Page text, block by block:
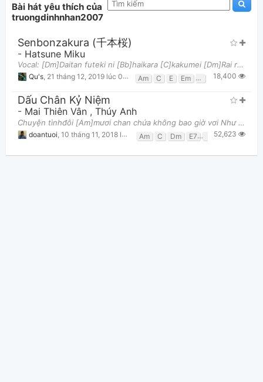
Bài hát yêu thích
Bài hát đã đăng
Bài hát yêu thích của
truongdinhnhan2007
Senbonzakura (千本桜)
- Hatsune Miku
Vocal: [Dm]Daitan futeki ni [Bb]haikara [C]kakumei [Dm]Rai rai rakuraku [Bb]hansen [C]kokka [Dm]
Qu's 21 tháng 12, 2019 lúc 08:39pm Am C E Em F G
18,400
Dấu Chân Kỷ Niệm
- Mai Thiên Vân , Thúy Anh
Chuyện tìnhđôi [Am]mươi chan chứa không bao giờ vơi Như dòng suối tình êm [C]ái [Am] Có anh và [Dm
doantuoi 10 tháng 11, 2018 lúc 12:55pm Am C Dm E7 G
52,623